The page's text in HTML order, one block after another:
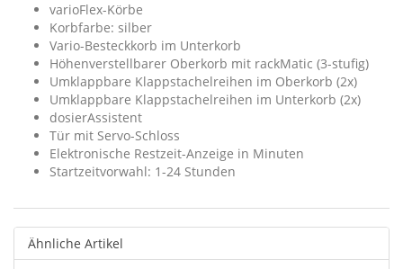
varioFlex-Körbe
Korbfarbe: silber
Vario-Besteckkorb im Unterkorb
Höhenverstellbarer Oberkorb mit rackMatic (3-stufig)
Umklappbare Klappstachelreihen im Oberkorb (2x)
Umklappbare Klappstachelreihen im Unterkorb (2x)
dosierAssistent
Tür mit Servo-Schloss
Elektronische Restzeit-Anzeige in Minuten
Startzeitvorwahl: 1-24 Stunden
Ähnliche Artikel